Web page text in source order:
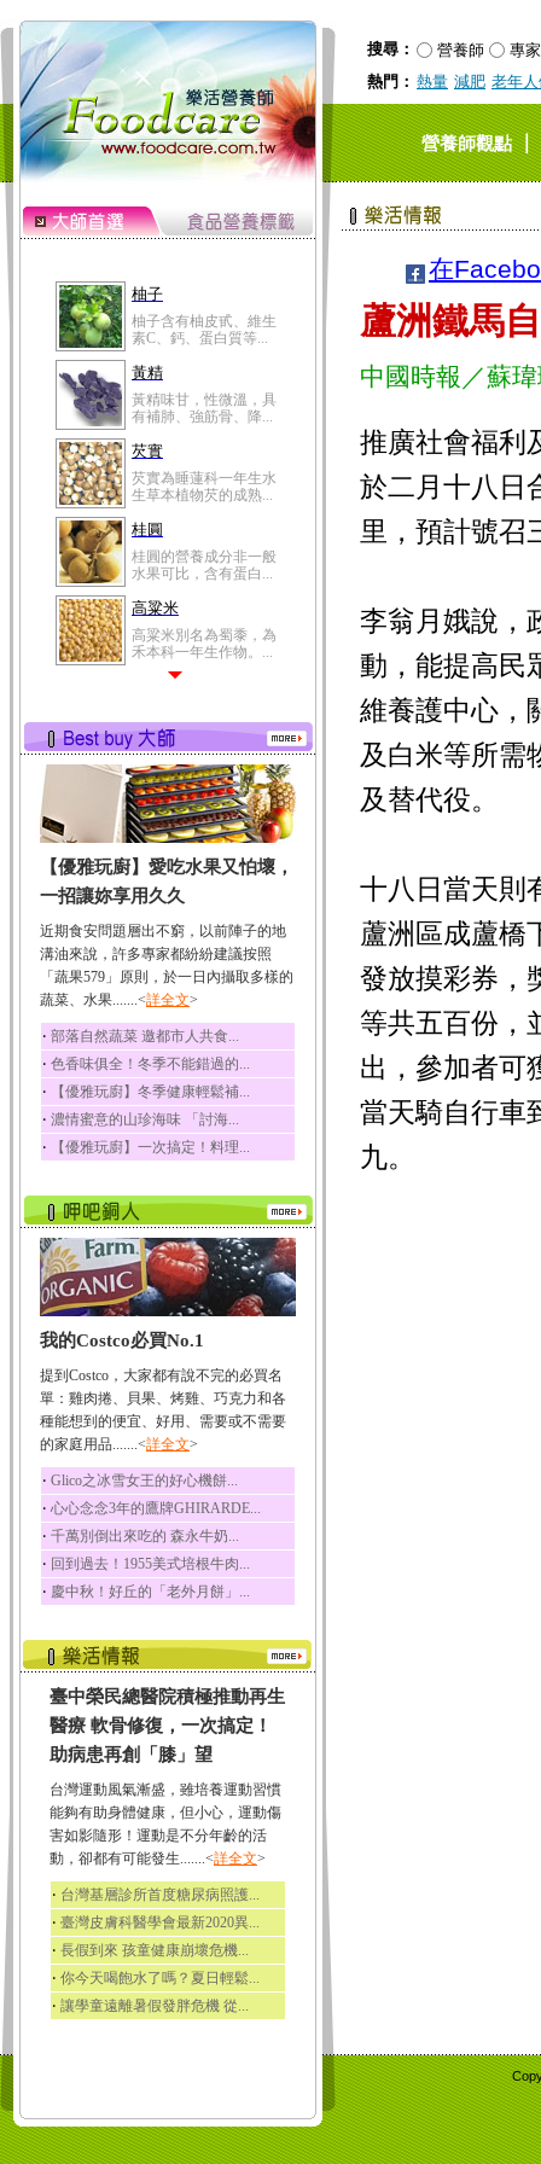
搜尋： 營養師
專家
熱門： 熱量 減肥 老年
營養師觀點｜
柚子
柚子含有柚皮甙、維生
素C、鈣、蛋白質等...
黃精
黃精味甘，性微溫，具
有補肺、強筋骨、降...
芡實
芡實為睡蓮科一年生水
生草本植物芡的成熟...
桂圓
桂圓的營養成分非一般
水果可比，含有蛋白...
高粱米
高粱米別名為蜀黍，為
禾本科一年生作物。...
有蛋白質、脂肪、磷...
鮪魚
鮪魚肚肉中的不飽和脂
肪酸內富含EPA和DH...
韭菜
韭菜所含的膳食纖維能
幫助消化與通便；揮...
冬瓜
冬瓜營養價值高，鈉含
量極低是水腫病人的...
豆豉
豆豉裡頭含有營養的蛋
白質、脂肪、鈣、磷...
榛果
榛果裡所含的營養素有
蛋白質、脂肪、醣類...
迷迭香
酸、迷迭香酸、植物...
咖啡
咖啡中的咖啡因會刺激
中樞神經系統，特別...
椰子
椰子含有糖類、脂肪、
荔枝
荔枝性質溫和所含的營
養素有醣類、檸檬酸...
五味子
五味子性質溫熱所含營
養成分有揮發油、檸...
草魚
草魚含有維生素A、維生
素C、及豐富的蛋白...
【優雅玩廚】愛吃水果又怕壞，
一招讓妳享用久久
近期食安問題層出不窮，以前陣子的地
溝油來說，許多專家都紛紛建議按照
「蔬果579」原則，於一日內攝取多樣的
蔬菜、水果.......<詳全文>
‧ 部落自然蔬菜 邀都市人共食...
‧ 色香味俱全！冬季不能錯過的...
‧ 【優雅玩廚】冬季健康輕鬆補...
‧ 濃情蜜意的山珍海味 「討海...
‧ 【優雅玩廚】一次搞定！料理...
我的Costco必買No.1
提到Costco，大家都有說不完的必買名
單：雞肉捲、貝果、烤雞、巧克力和各
種能想到的便宜、好用、需要或不需要
的家庭用品.......<詳全文>
‧ Glico之冰雪女王的好心機餅...
‧ 心心念念3年的鷹牌GHIRARDE...
‧ 千萬別倒出來吃的 森永牛奶...
‧ 回到過去！1955美式培根牛肉...
‧ 慶中秋！好丘的「老外月餅」...
臺中榮民總醫院積極推動再生
醫療 軟骨修復，一次搞定！
助病患再創「膝」望
台灣運動風氣漸盛，雖培養運動習慣
能夠有助身體健康，但小心，運動傷
害如影隨形！運動是不分年齡的活
動，卻都有可能發生.......<詳全文>
‧ 台灣基層診所首度糖尿病照護...
‧ 臺灣皮膚科醫學會最新2020異...
‧ 長假到來 孩童健康崩壞危機...
‧ 你今天喝飽水了嗎？夏日輕鬆...
‧ 讓學童遠離暑假發胖危機 從...
在
蘆洲鐵馬
中國時報／蘇
推廣社會福利
於二月十八日
里，預計號召
李翁月娥說，
動，能提高民
維養護中心，
及白米等所需
及替代役。
十八日當天則
蘆洲區成蘆橋
發放摸彩券，
等共五百份，
出，參加者可
當天騎自行車
九。